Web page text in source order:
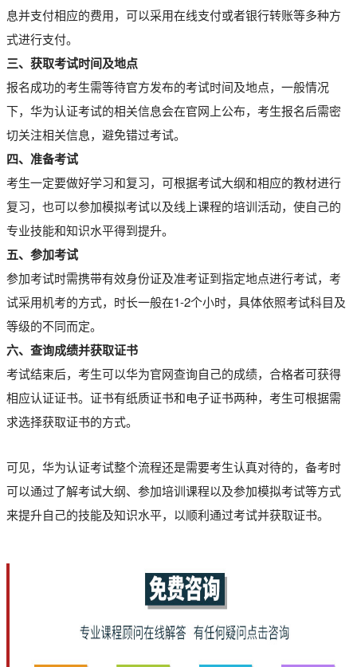
息并支付相应的费用，可以采用在线支付或者银行转账等多种方
式进行支付。
三、获取考试时间及地点
报名成功的考生需等待官方发布的考试时间及地点，一般情况
下，华为认证考试的相关信息会在官网上公布，考生报名后需密
切关注相关信息，避免错过考试。
四、准备考试
考生一定要做好学习和复习，可根据考试大纲和相应的教材进行
复习，也可以参加模拟考试以及线上课程的培训活动，使自己的
专业技能和知识水平得到提升。
五、参加考试
参加考试时需携带有效身份证及准考证到指定地点进行考试，考
试采用机考的方式，时长一般在1-2个小时，具体依照考试科目及
等级的不同而定。
六、查询成绩并获取证书
考试结束后，考生可以华为官网查询自己的成绩，合格者可获得
相应认证证书。证书有纸质证书和电子证书两种，考生可根据需
求选择获取证书的方式。
可见，华为认证考试整个流程还是需要考生认真对待的，备考时
可以通过了解考试大纲、参加培训课程以及参加模拟考试等方式
来提升自己的技能及知识水平，以顺利通过考试并获取证书。